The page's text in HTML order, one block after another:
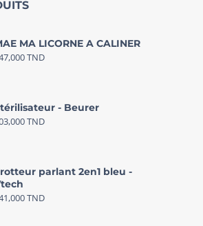
MA LICORNE A CALINER
TND
- Beurer
TND
parlant 2en1 bleu -
TND